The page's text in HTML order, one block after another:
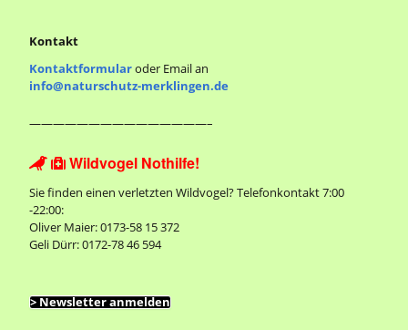
Kontakt
Kontaktformularoder Email an
info@naturschutz-merklingen.de
———————————————–
  Wildvogel Nothilfe!
Sie finden einen verletzten Wildvogel? Telefonkontakt 7:00
-22:00:
Oliver Maier: 0173-58 15 372
Geli Dürr: 0172-78 46 594
> Newsletter anmelden